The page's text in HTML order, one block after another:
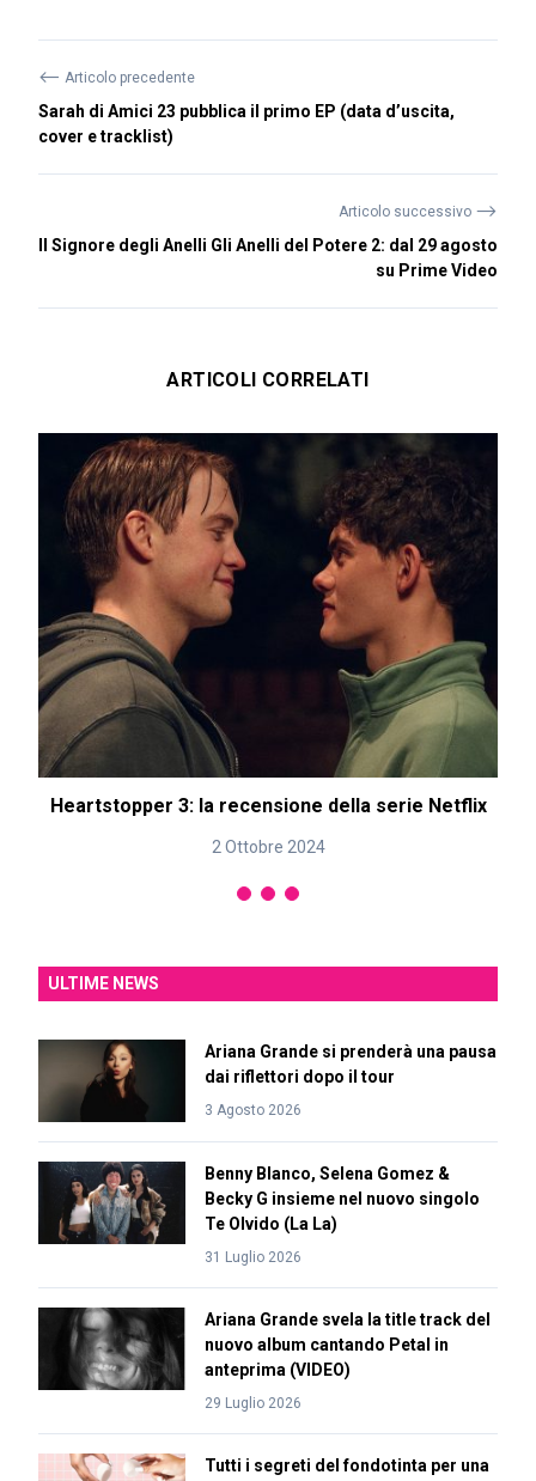
⟵ Articolo precedente
Sarah di Amici 23 pubblica il primo EP (data d’uscita,
cover e tracklist)
Articolo successivo ⟶
Il Signore degli Anelli Gli Anelli del Potere 2: dal 29 agosto
su Prime Video
ARTICOLI CORRELATI
Heartstopper 3: la recensione della serie Netflix
2 Ottobre 2024
ULTIME NEWS
Ariana Grande si prenderà una pausa
dai riflettori dopo il tour
3 Agosto 2026
Benny Blanco, Selena Gomez &
Becky G insieme nel nuovo singolo
Te Olvido (La La)
31 Luglio 2026
Ariana Grande svela la title track del
nuovo album cantando Petal in
anteprima (VIDEO)
29 Luglio 2026
Tutti i segreti del fondotinta per una